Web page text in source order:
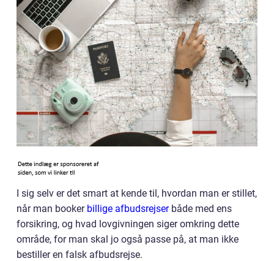
I sig selv er det smart at kende til, hvordan man er stillet,
når man booker billige afbudsrejserbåde med ens
forsikring, og hvad lovgivningen siger omkring dette
område, for man skal jo også passe på, at man ikke
bestiller en falsk afbudsrejse.